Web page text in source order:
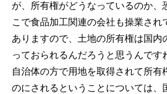
が、所有権がどうなっているのか、
こで食品加工関連の会社も操業され
ありますので、土地の所有権は国内
っておられるんだろうと思うんです
自治体の方で用地を取得されて所有
のにされるということについては、